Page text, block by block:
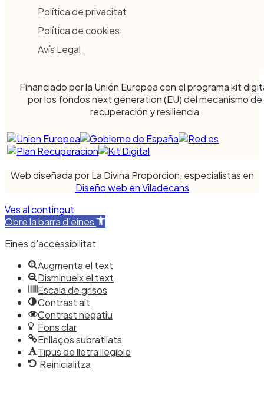
Política de privacitat
Política de cookies
Avís Legal
Financiado por la Unión Europea con el programa kit
por los fondos next generation (EU) del mecanismo de
recuperación y resiliencia
Web diseñada por La Divina Proporcion, especialistas en
Diseño web en Viladecans
Ves al contingut
Obre la barra d'eines
Eines d'accessibilitat
Augmenta el text
Disminueix el text
Escala de grisos
Contrast alt
Contrast negatiu
Fons clar
Enllaços subratllats
Tipus de lletra llegible
Reinicialitza